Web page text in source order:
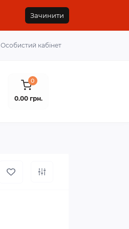
Зачинити
Особистий кабінет
0
0.00 грн.